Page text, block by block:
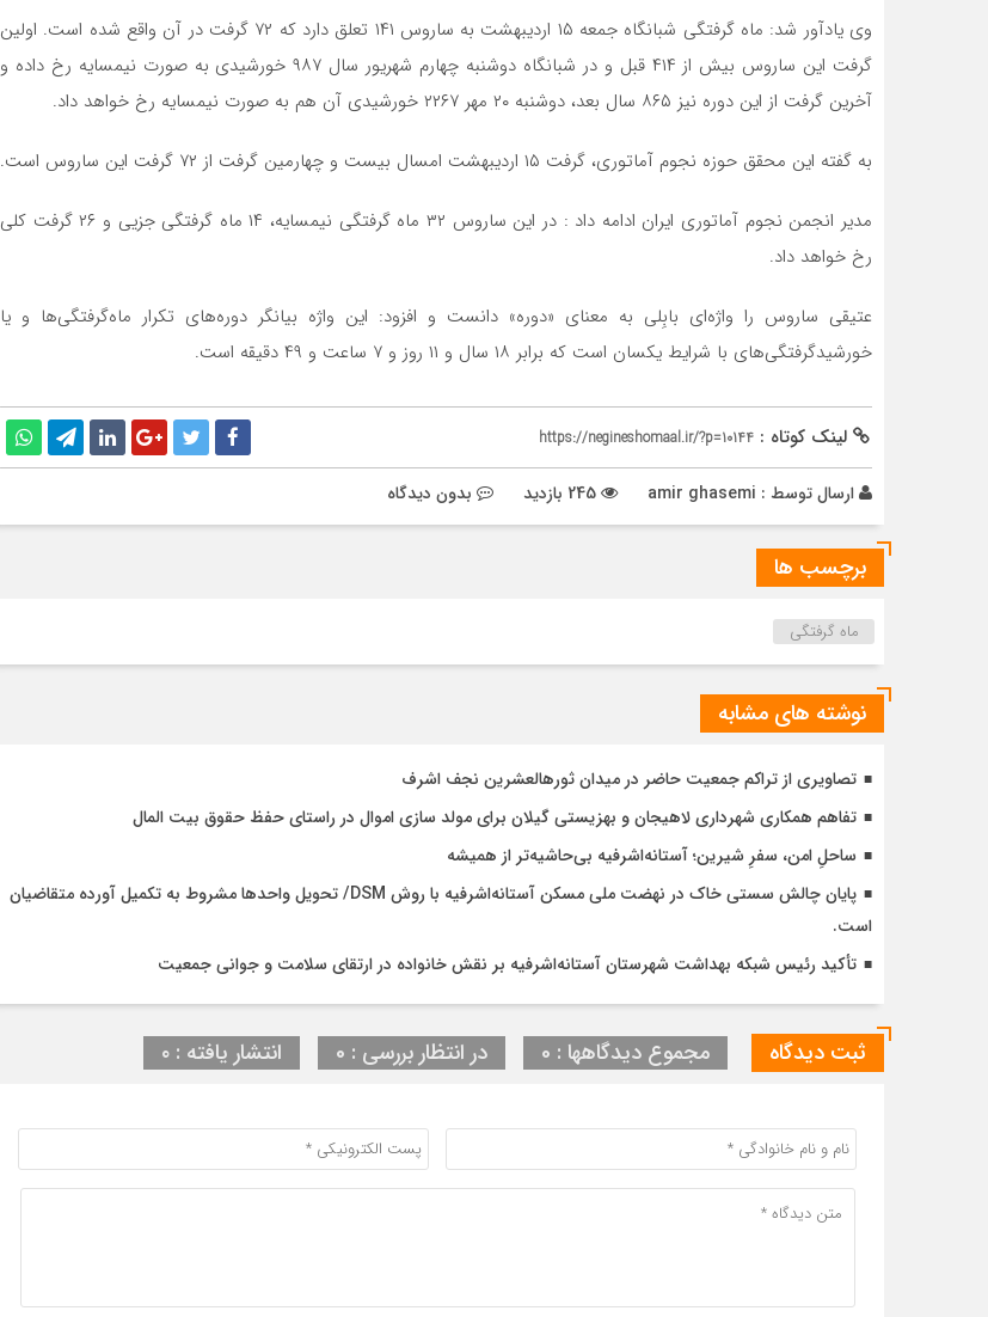
وی یادآور شد: ماه گرفتگی شبانگاه جمعه ۱۵ اردیبهشت به ساروس ۱۴۱ تعلق دارد که ۷۲ گرفت در آن واقع شده است. اولین
گرفت این ساروس بیش از ۴۱۴ قبل و در شبانگاه دوشنبه چهارم شهریور سال ۹۸۷ خورشیدی به صورت نیمسایه رخ داده و
آخرین گرفت از این دوره نیز ۸۶۵ سال بعد، دوشنبه ۲۰ مهر ۲۲۶۷ خورشیدی آن هم به صورت نیمسایه رخ خواهد داد.
به گفته این محقق حوزه نجوم آماتوری، گرفت ۱۵ اردیبهشت امسال بیست و چهارمین گرفت از ۷۲ گرفت این ساروس است.
مدیر انجمن نجوم آماتوری ایران ادامه داد : در این ساروس ۳۲ ماه گرفتگی نیمسایه، ۱۴ ماه گرفتگی جزیی و ۲۶ گرفت کلی
رخ خواهد داد.
عتیقی ساروس را واژه‌ای بابِلی به معنای «دوره» دانست و افزود: این واژه بیانگر دوره‌های تکرار ماه‌گرفتگی‌ها و یا
خورشیدگرفتگی‌های با شرایط یکسان است که برابر ۱۸ سال و ۱۱ روز و ۷ ساعت و ۴۹ دقیقه است.
لینک کوتاه : https://negineshomaal.ir/?p=10144
ارسال توسط : amir ghasemi بدون دیدگاه
برچسب ها
ماه گرفتگی
نوشته های مشابه
تصاویری از تراکم جمعیت حاضر در میدان ثورهالعشرین نجف اشرف
تفاهم همکاری شهرداری لاهیجان و بهزیستی گیلان برای مولد سازی اموال در راستای حفظ حقوق بیت المال
ساحلِ امن، سفرِ شیرین؛ آستانه‌اشرفیه بی‌حاشیه‌تر از همیشه
پایان چالش سستی خاک در نهضت ملی مسکن آستانه‌اشرفیه با روش DSM/ تحویل واحدها مشروط به تکمیل آورده متقاضیان
است.
تأکید رئیس شبکه بهداشت شهرستان آستانه‌اشرفیه بر نقش خانواده در ارتقای سلامت و جوانی جمعیت
ثبت دیدگاه مجموع دیدگاهها : 0 در انتظار بررسی : 0 انتشار یافته : ۰